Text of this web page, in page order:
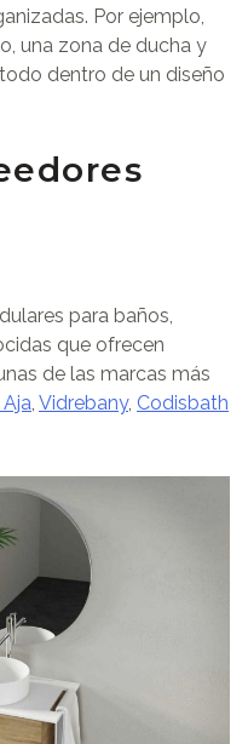
Por ejemplo,
una zona de ducha y
dentro de un diseño
para baños,
que ofrecen
de las marcas más
, Vidrebany, Codisbath